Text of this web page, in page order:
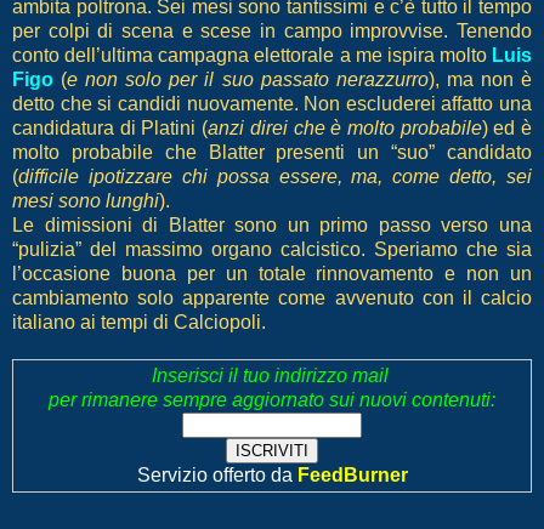
ambita poltrona. Sei mesi sono tantissimi e c’è tutto il tempo
per colpi di scena e scese in campo improvvise. Tenendo
conto dell’ultima campagna elettorale a me ispira molto Luis
Figo (e non solo per il suo passato nerazzurro), ma non è
detto che si candidi nuovamente. Non escluderei affatto una
candidatura di Platini (anzi direi che è molto probabile) ed è
molto probabile che Blatter presenti un “suo” candidato
(difficile ipotizzare chi possa essere, ma, come detto, sei
mesi sono lunghi).
Le dimissioni di Blatter sono un primo passo verso una
“pulizia” del massimo organo calcistico. Speriamo che sia
l’occasione buona per un totale rinnovamento e non un
cambiamento solo apparente come avvenuto con il calcio
italiano ai tempi di Calciopoli.
Inserisci il tuo indirizzo mail
per rimanere sempre aggiornato sui nuovi contenuti:
Servizio offerto da FeedBurner